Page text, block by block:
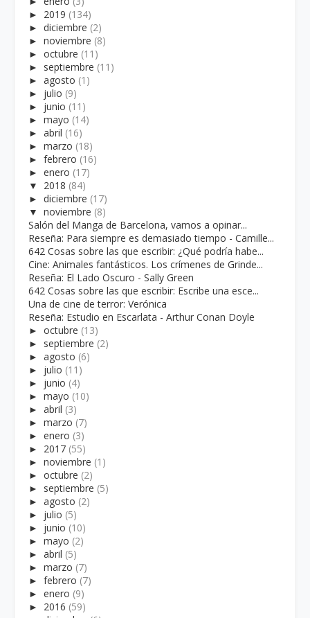
► 2019 (134)
► diciembre (2)
► noviembre (8)
► octubre (11)
► septiembre (11)
► agosto (1)
► julio (9)
► junio (11)
► mayo (14)
► abril (16)
► marzo (18)
► febrero (16)
► enero (17)
▼
2018 (84)
► diciembre (17)
▼ noviembre (8)
Salón del Manga de Barcelona, vamos a opinar...
Reseña: Para siempre es demasiado tiempo - Camille...
642 Cosas sobre las que escribir: ¿Qué podría habe...
Cine: Animales fantásticos. Los crímenes de Grinde...
Reseña: El Lado Oscuro - Sally Green
642 Cosas sobre las que escribir: Escribe una esce...
Una de cine de terror: Verónica
Reseña: Estudio en Escarlata - Arthur Conan Doyle
► octubre (13)
► septiembre (2)
► agosto (6)
► julio (11)
► junio (4)
► mayo (10)
► abril (3)
► marzo (7)
► enero (3)
► 2017 (55)
► noviembre (1)
► octubre (2)
► septiembre (5)
► agosto (2)
► julio (5)
► junio (10)
► mayo (2)
► abril (5)
► marzo (7)
► febrero (7)
► enero (9)
► 2016 (59)